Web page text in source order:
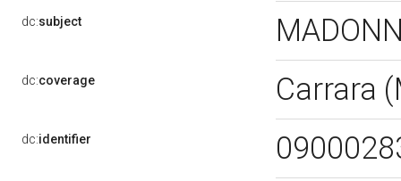
dc:subject
dc:coverage Carrara
dc:identifier